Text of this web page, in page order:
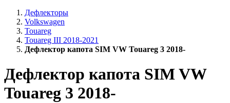
Дефлекторы
Volkswagen
Touareg
Touareg III 2018-2021
Дефлектор капота SIM VW Touareg 3 2018-
Дефлектор капота SIM VW
Touareg 3 2018-